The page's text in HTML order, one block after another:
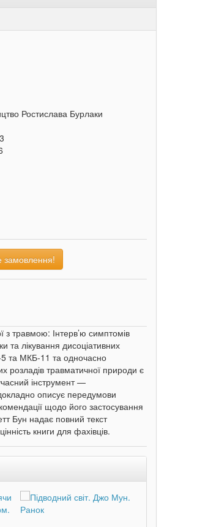
Ростислава Бурлаки
замовлення!
з травмою: Інтерв’ю симптомів
та лікування дисоціативних
5 та МКБ-11 та одночасно
розладів травматичної природи є
інструмент —
описує передумови
щодо його застосування
Бун надає повний текст
книги для фахівців.